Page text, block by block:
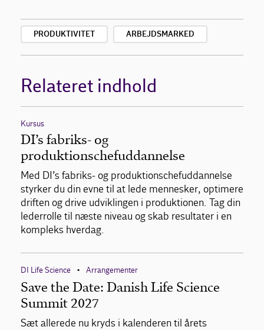
PRODUKTIVITET ARBEJDSMARKED
Relateret indhold
Kursus
DI’s fabriks- og
produktionschefuddannelse
Med DI’s fabriks- og produktionschefuddannelse
styrker du din evne til at lede mennesker, optimere
driften og drive udviklingen i produktionen. Tag din
lederrolle til næste niveau og skab resultater i en
kompleks hverdag.
DI Life Science • Arrangementer
Save the Date: Danish Life Science
Summit 2027
Sæt allerede nu kryds i kalenderen til årets